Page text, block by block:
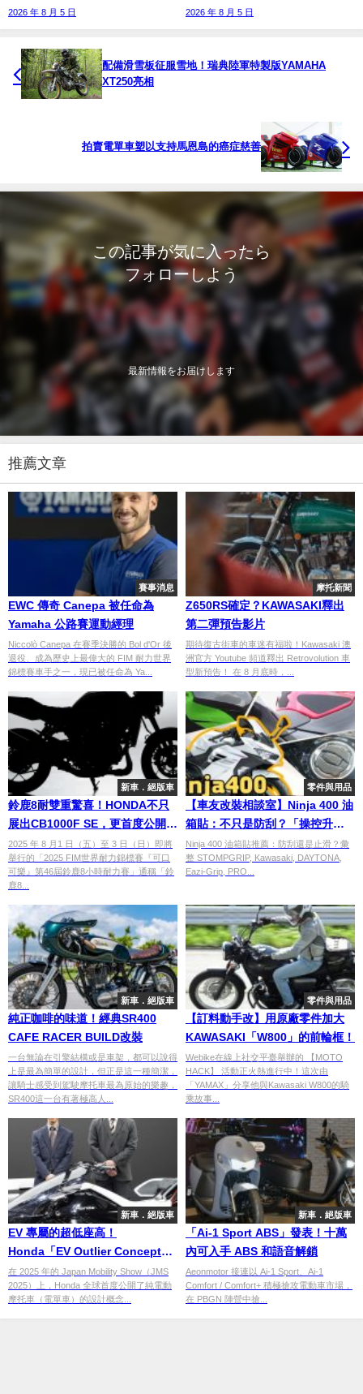
2026 年 8 月 5 日 2026 年 8 月 5 日
配備滑雪板征服雪地！瑞典陸軍特製版YAMAHA
XT250亮相
拍賣電單車塑以支持馬恩島的癌症慈善
この記事が気に入ったら
フォローしよう
最新情報をお届けします
推薦文章
賽事消息
EWC 傳奇 Canepa 被任命為
Yamaha 公路賽運動經理
Niccolò Canepa 在賽季決勝的 Bol d'Or 後
退役、成為歷史上最偉大的 FIM 耐力世界
錦標賽車手之一，現已被任命為 Ya...
摩托新聞
Z650RS確定？KAWASAKI釋出
第二彈預告影片
期待復古街車的車迷有福啦！Kawasaki 澳
洲官方 Youtube 頻道釋出 Retrovolution 車
型新預告！ 在 8 月底時，...
新車．絕版車
鈴鹿8耐雙重驚喜！HONDA不只
展出CB1000F SE，更首度公開引
擎聲浪
2025 年 8 月1 日（五）至 3 日（日）即將
舉行的「2025 FIM世界耐力錦標賽『可口
可樂』第46屆鈴鹿8小時耐力賽」通稱「鈴
鹿8...
零件與用品
【車友改裝相談室】Ninja 400 油
箱貼：不只是防刮？「操控升
級」與「視覺質感」的雙重進化
論｜台日車友評價匯總
Ninja 400 油箱貼推薦：防刮還是止滑？彙
整 STOMPGRIP, Kawasaki, DAYTONA,
Eazi-Grip, PRO...
新車．絕版車
純正咖啡的味道！經典SR400
CAFE RACER BUILD改裝
一台無論在引擎結構或是車架，都可以說得
上是最為簡單的設計，但正是這一種簡潔，
讓騎士感受到駕駛摩托車最為原始的樂趣，
SR400這一台有著極高人...
零件與用品
【訂料動手改】用原廠零件加大
KAWASAKI「W800」的前輪框！
Webike在線上社交平臺舉辦的 【MOTO
HACK】 活動正火熱進行中！這次由
「YAMAX」分享他與Kawasaki W800的騎
乘故事...
新車．絕版車
EV 專屬的超低座高！
Honda「EV Outlier Concept」
開發者專訪【Japan Mobility
Show 2025】
在 2025 年的 Japan Mobility Show（JMS
2025）上，Honda 全球首度公開了純電動
摩托車（電單車）的設計概念...
新車．絕版車
「Ai-1 Sport ABS」發表！十萬
內可入手 ABS 和語音解鎖
Aeonmotor 接連以 Ai-1 Sport、Ai-1
Comfort / Comfort+ 積極搶攻電動車市場，
在 PBGN 陣營中搶...